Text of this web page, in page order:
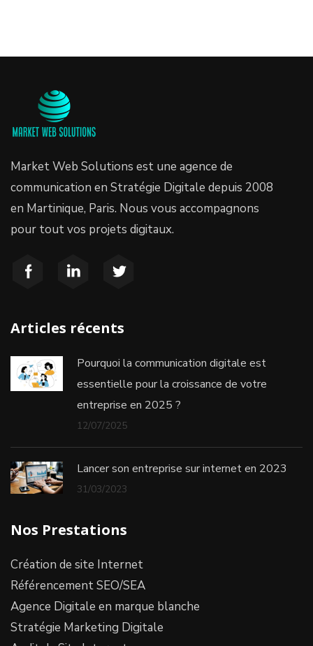
Market Web Solutions est une agence de
communication en Stratégie Digitale depuis 2008
en Martinique, Paris. Nous vous accompagnons
pour tout vos projets digitaux.
Articles récents
Pourquoi la communication digitale est
essentielle pour la croissance de votre
entreprise en 2025 ?
12/07/2025
Lancer son entreprise sur internet en 2023
31/03/2023
Nos Prestations
Création de site Internet
Référencement SEO/SEA
Agence Digitale en marque blanche
Stratégie Marketing Digitale